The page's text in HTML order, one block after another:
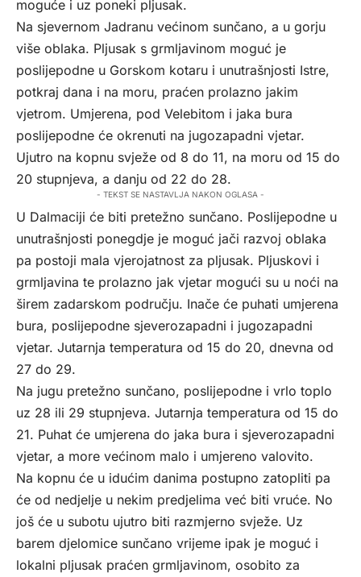
moguće i uz poneki pljusak.
Na sjevernom Jadranu većinom sunčano, a u gorju
više oblaka. Pljusak s grmljavinom moguć je
poslijepodne u Gorskom kotaru i unutrašnjosti Istre,
potkraj dana i na moru, praćen prolazno jakim
vjetrom. Umjerena, pod Velebitom i jaka bura
poslijepodne će okrenuti na jugozapadni vjetar.
Ujutro na kopnu svježe od 8 do 11, na moru od 15 do
20 stupnjeva, a danju od 22 do 28.
- TEKST SE NASTAVLJA NAKON OGLASA -
U Dalmaciji će biti pretežno sunčano. Poslijepodne u
unutrašnjosti ponegdje je moguć jači razvoj oblaka
pa postoji mala vjerojatnost za pljusak. Pljuskovi i
grmljavina te prolazno jak vjetar mogući su u noći na
širem zadarskom području. Inače će puhati umjerena
bura, poslijepodne sjeverozapadni i jugozapadni
vjetar. Jutarnja temperatura od 15 do 20, dnevna od
27 do 29.
Na jugu pretežno sunčano, poslijepodne i vrlo toplo
uz 28 ili 29 stupnjeva. Jutarnja temperatura od 15 do
21. Puhat će umjerena do jaka bura i sjeverozapadni
vjetar, a more većinom malo i umjereno valovito.
Na kopnu će u idućim danima postupno zatopliti pa
će od nedjelje u nekim predjelima već biti vruće. No
još će u subotu ujutro biti razmjerno svježe. Uz
barem djelomice sunčano vrijeme ipak je moguć i
lokalni pljusak praćen grmljavinom, osobito za